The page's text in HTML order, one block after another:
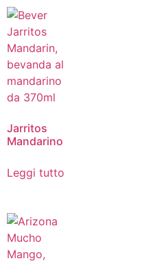
Jarritos
Mandarino
Leggi tutto